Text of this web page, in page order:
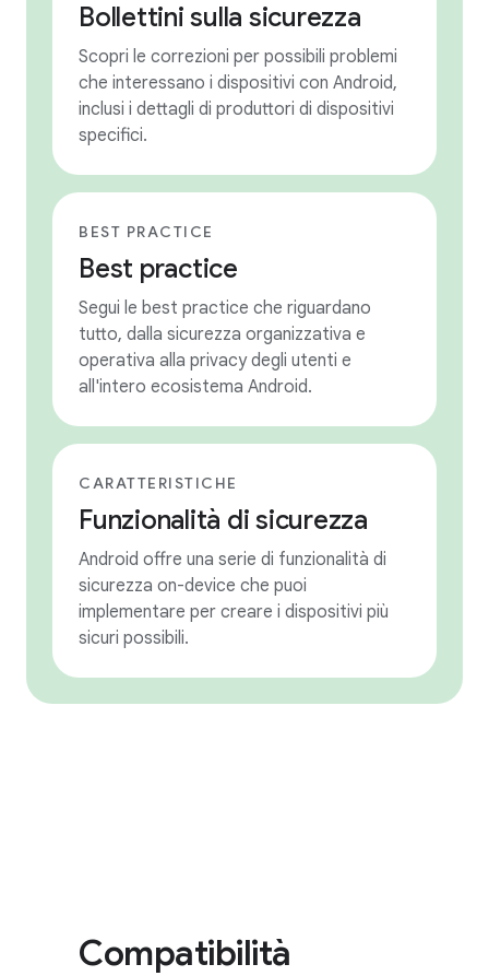
Bollettini sulla sicurezza
Scopri le correzioni per possibili problemi
che interessano i dispositivi con Android,
inclusi i dettagli di produttori di dispositivi
specifici.
BEST PRACTICE
Best practice
Segui le best practice che riguardano
tutto, dalla sicurezza organizzativa e
operativa alla privacy degli utenti e
all'intero ecosistema Android.
CARATTERISTICHE
Funzionalità di sicurezza
Android offre una serie di funzionalità di
sicurezza on-device che puoi
implementare per creare i dispositivi più
sicuri possibili.
Compatibilità